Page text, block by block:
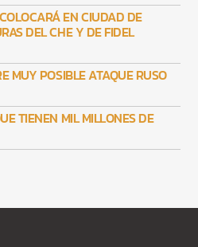
EN CIUDAD DE
DEL CHE Y DE FIDEL
MUY POSIBLE ATAQUE RUSO
TIENEN MIL MILLONES DE